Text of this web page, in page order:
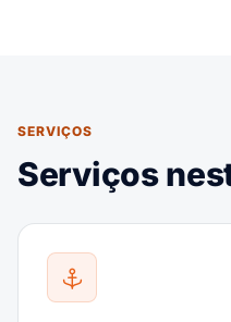
SERVIÇOS
Serviços